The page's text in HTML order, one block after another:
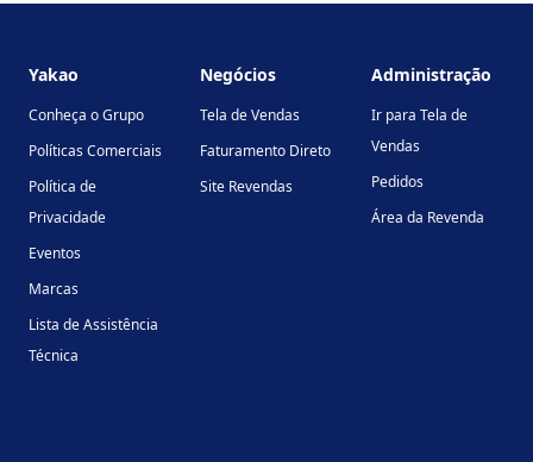
Yakao
Conheça o Grupo
Políticas Comerciais
Política de
Privacidade
Eventos
Marcas
Lista de Assistência
Técnica
Negócios
Tela de Vendas
Faturamento Direto
Site Revendas
Administração
Ir para Tela de
Vendas
Pedidos
Área da Revenda